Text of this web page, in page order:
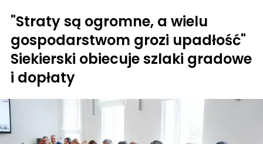
"Straty są ogromne, a wielu
gospodarstwom grozi upadłość"
Siekierski obiecuje szlaki gradowe
i dopłaty